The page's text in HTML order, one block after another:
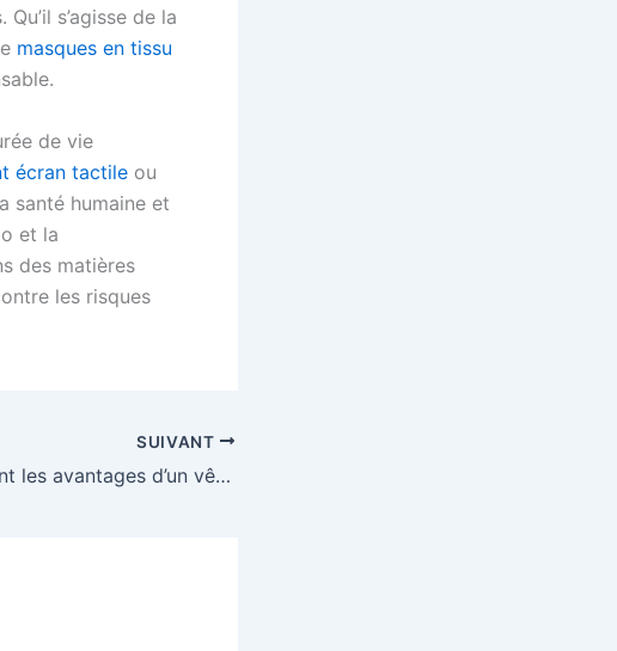
s’agisse de la
masques en tissu
de vie
écran tactile ou
santé humaine et
et la
des matières
les risques
SUIVANT
Quels sont les avantages d’un vêtement personnalisé pour les événements de musique du monde ?